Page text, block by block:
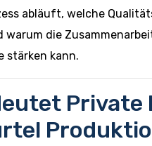
abläuft, welche
die
stärken kann.
Private